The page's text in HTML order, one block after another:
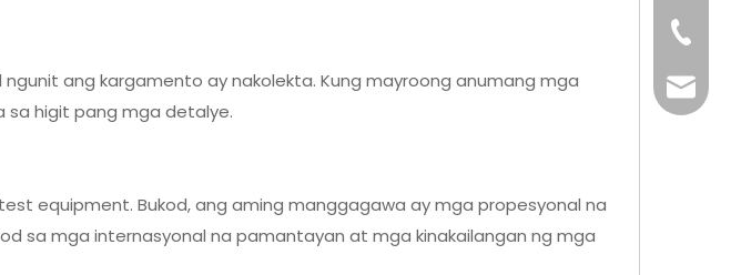
ang kargamento ay nakolekta. Kung mayroong anumang mga
sa higit pang mga detalye.
equipment. Bukod, ang aming manggagawa ay mga propesyonal na
sa mga internasyonal na pamantayan at mga kinakailangan ng mga
+86-